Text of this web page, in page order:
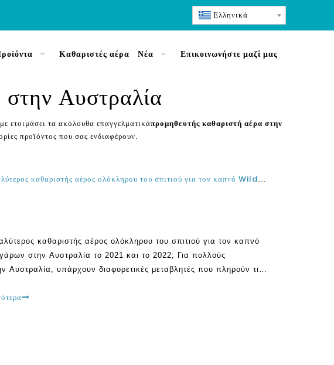
Ελληνικά
Καθαριστές αέρα Νέα Επικοινωνήστε μαζί μας
Αυστραλία
ετοιμάσει τα ακόλουθα επαγγελματικάπρομηθευτής καθαριστή αέρα στην
προϊόντος που σας ενδιαφέρουν.
Ποιος είναι ο καλύτερος καθαριστής αέρος ολόκληρου του σπιτιού για τον καπνό Wildfire και τσιγάρων στην Αυστραλία το 2021 και το 2022;
καθαριστής αέρος ολόκληρου του σπιτιού για τον καπνό
στην Αυστραλία το 2021 και το 2022; Για πολλούς
Αυστραλία, υπάρχουν διαφορετικές μεταβλητές που πληρούν τις
εκείνοι που βλέπουν παράγοντες όπως η καθαρή